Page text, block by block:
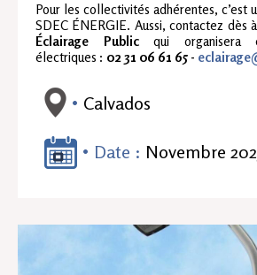
Pour les collectivités adhérentes, c’est
SDEC ÉNERGIE. Aussi, contactez dès
Éclairage Publicqui organisera
électriques : 02 31 06 61 65 -
Calvados
Date : Novembre